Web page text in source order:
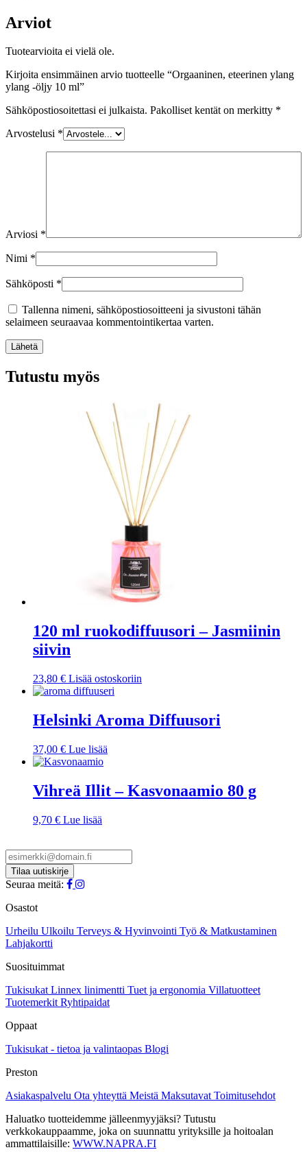
Arviot
Tuotearvioita ei vielä ole.
Kirjoita ensimmäinen arvio tuotteelle “Orgaaninen, eteerinen ylang
ylang -öljy 10 ml”
Sähköpostiosoitettasi ei julkaista. Pakolliset kentät on merkitty *
Arvostelusi *
Arviosi *
Nimi *
Sähköposti *
Tallenna nimeni, sähköpostiosoitteeni ja sivustoni tähän
selaimeen seuraavaa kommentointikertaa varten.
Lähetä
Tutustu myös
120 ml ruokodiffuusori – Jasmiinin
siivin
23,80 € Lisää ostoskoriin
Helsinki Aroma Diffuusori
37,00 € Lue lisää
Vihreä Illit – Kasvonaamio 80 g
9,70 € Lue lisää
Seuraa meitä:
Osastot
Urheilu Ulkoilu Terveys & Hyvinvointi Työ & Matkustaminen
Lahjakortti
Suosituimmat
Tukisukat Linnex linimentti Tuet ja ergonomia Villatuotteet
Tuotemerkit Ryhtipaidat
Oppaat
Tukisukat - tietoa ja valintaopas Blogi
Preston
Asiakaspalvelu Ota yhteyttä Meistä Maksutavat Toimitusehdot
Haluatko tuotteidemme jälleenmyyjäksi? Tutustu
verkkokauppaamme, joka on suunnattu yrityksille ja hoitoalan
ammattilaisille: WWW.NAPRA.FI